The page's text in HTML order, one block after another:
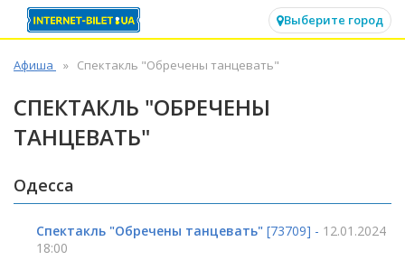
Выберите город
Афиша Спектакль "Обречены танцевать"
СПЕКТАКЛЬ "ОБРЕЧЕНЫ
ТАНЦЕВАТЬ"
Одесса
Спектакль "Обречены танцевать" [73709] - 12.01.2024
18:00